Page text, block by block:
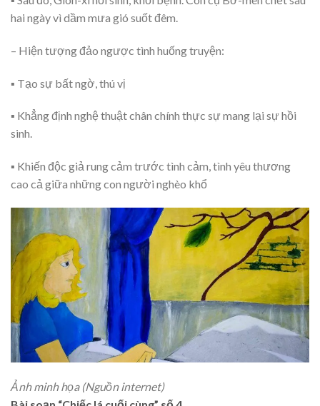
hai ngày vì dầm mưa gió suốt đêm.
– Hiện tượng đảo ngược tình huống truyện:
▪ Tạo sự bất ngờ, thú vị
▪ Khẳng định nghệ thuật chân chính thực sự mang lại sự hồi
sinh.
▪ Khiến độc giả rung cảm trước tình cảm, tình yêu thương
cao cả giữa những con người nghèo khổ
Ảnh minh họa (Nguồn internet)